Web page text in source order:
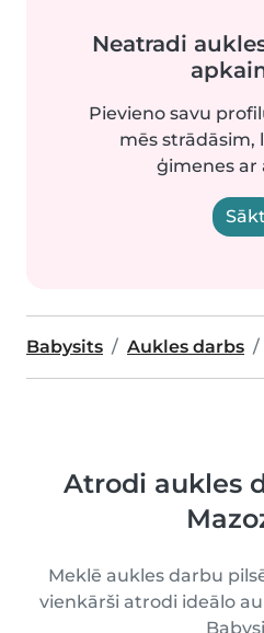
Neatradi
Pievieno savu
mēs strādāsim,
ģimenes ar
Sākt
Babysits Aukles darbs
Atrodi aukles
Meklē aukles darbu
vienkārši atrodi ideālo